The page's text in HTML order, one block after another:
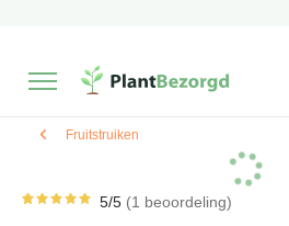
Kies zelf je
Fruitstruiken
5/5 1 beoordeling